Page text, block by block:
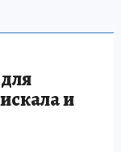
для
и